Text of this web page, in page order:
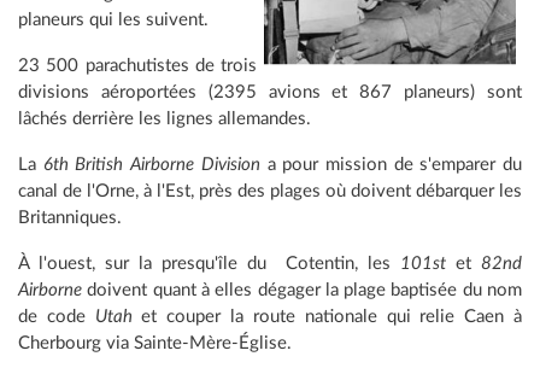
planeurs qui les suivent.
23 500 parachutistes de trois
divisions aéroportées (2395 avions et 867 planeurs) sont
lâchés derrière les lignes allemandes.
La 6th British Airborne Division a pour mission de s'emparer du
canal de l'Orne, à l'Est, près des plages où doivent débarquer les
Britanniques.
À l'ouest, sur la presqu'île du Cotentin, les 101st et 82nd
Airborne doivent quant à elles dégager la plage baptisée du nom
de code Utah et couper la route nationale qui relie Caen à
Cherbourg via Sainte-Mère-Église.